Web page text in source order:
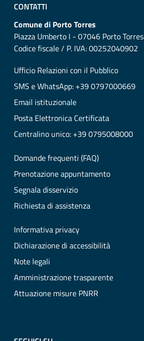
CONTATTI
Comune di Porto Torres
Piazza Umberto I - 07046 Porto Torres
Codice fiscale / P. IVA: 00252040902
Ufficio Relazioni con il Pubblico
SMS e WhatsApp: +39 0797000669
Email istituzionale
Posta Elettronica Certificata
Centralino unico: +39 0795008000
Domande frequenti (FAQ)
Prenotazione appuntamento
Segnala disservizio
Richiesta di assistenza
Informativa privacy
Dichiarazione di accessibilità
Note legali
Amministrazione trasparente
Attuazione misure PNRR